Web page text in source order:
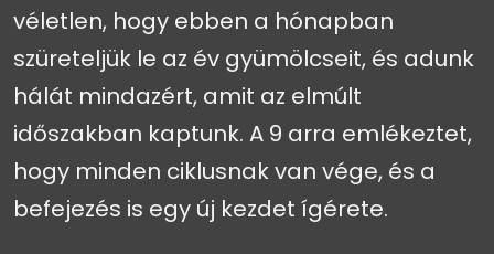
véletlen, hogy ebben a hónapban
szüreteljük le az év gyümölcseit, és adunk
hálát mindazért, amit az elmúlt
időszakban kaptunk. A 9 arra emlékeztet,
hogy minden ciklusnak van vége, és a
befejezés is egy új kezdet ígérete.